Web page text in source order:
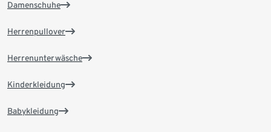
Damenschuhe
Herrenpullover
Herrenunterwäsche
Kinderkleidung
Babykleidung